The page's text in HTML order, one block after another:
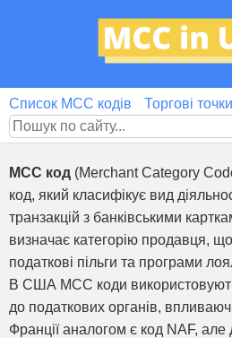
Список MCC кодів Торгові точки
MCC код (Merchant Category
код, який класифікує вид
транзакцій з банківськими
визначає категорію продавця, що
податкові пільги та програми
В США MCC коди
до податкових органів,
Франції аналогом є код NAF,